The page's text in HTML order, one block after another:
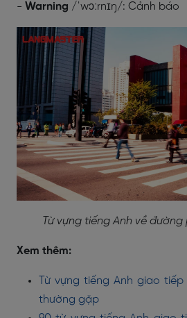
- Warning /ˈwɔːrnɪŋ/: Cảnh báo
Từ vựng tiếng Anh về
Xem thêm:
Từ vựng tiếng Anh giao
thường gặp